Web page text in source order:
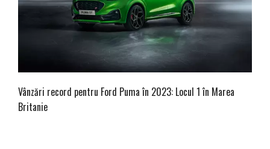
Vânzări record pentru Ford Puma în 2023: Locul 1 în Marea
Britanie